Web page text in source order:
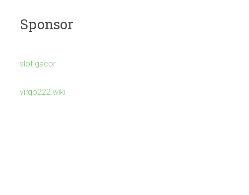
Sponsor
slot gacor
virgo222.wiki